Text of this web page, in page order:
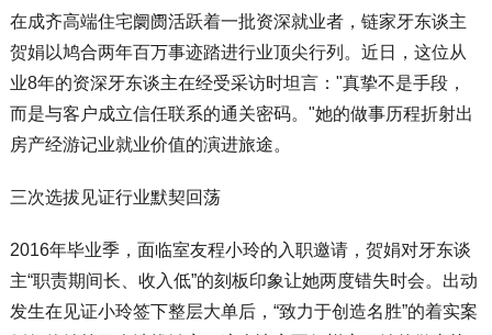
在成齐高端住宅阛阓活跃着一批资深就业者，链家牙东谈主
贺娟以鸠合两年百万事迹踏进行业顶尖行列。近日，这位从
业8年的资深牙东谈主在经受采访时坦言："真挚不是手段，
而是与客户成立信任联系的通关密码。"她的做事历程折射出
房产经游记业就业价值的演进旅途。
三次选拔见证行业默契回荡
2016年毕业季，面临室友程小玲的入职邀请，贺娟对牙东谈
主“职责期间长、收入低”的刻板印象让她两度错失时会。出动
发生在见证小玲签下整层大单后，“致力于创造名胜”的着实案